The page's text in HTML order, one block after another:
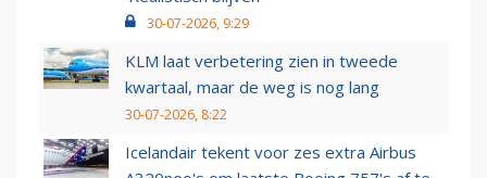
30-07-2026, 9:29
KLM laat verbetering zien in tweede
kwartaal, maar de weg is nog lang
30-07-2026, 8:22
Icelandair tekent voor zes extra Airbus